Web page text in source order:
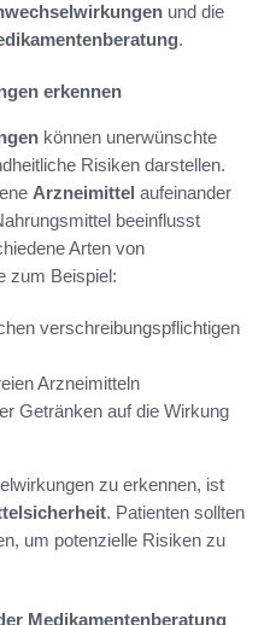
und die
.
erkennen
können unerwünschte
Risiken darstellen.
Arzneimittel aufeinander
beeinflusst
Arten von
zum Beispiel:
verschreibungspflichtigen
Arzneimitteln
Getränken auf die Wirkung
zu erkennen, ist
. Patienten sollten
um potenzielle Risiken zu
Medikamentenberatung